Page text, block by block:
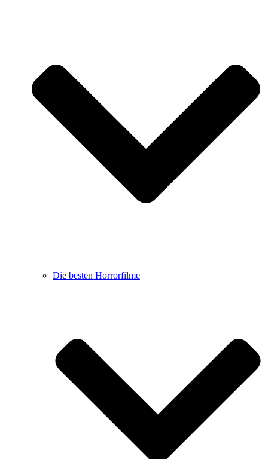
Die besten Horrorfilme